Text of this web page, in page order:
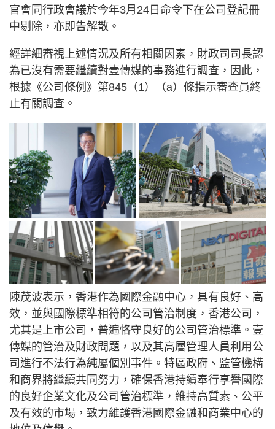
官會同行政會議於今年3月24日命令下在公司登記冊
中剔除，亦即告解散。
經詳細審視上述情況及所有相關因素，財政司司長認
為已沒有需要繼續對壹傳媒的事務進行調查，因此，
根據《公司條例》第845（1）（a）條指示審查員終
止有關調查。
陳茂波表示，香港作為國際金融中心，具有良好、高
效，並與國際標準相符的公司管治制度，香港公司，
尤其是上市公司，普遍恪守良好的公司管治標準。壹
傳媒的管治及財政問題，以及其高層管理人員利用公
司進行不法行為純屬個別事件。特區政府、監管機構
和商界將繼續共同努力，確保香港持續奉行享譽國際
的良好企業文化及公司管治標準，維持高質素、公平
及有效的市場，致力維護香港國際金融和商業中心的